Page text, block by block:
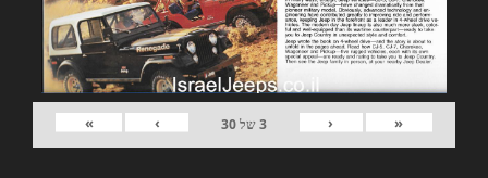
«
‹
3של30
›
»